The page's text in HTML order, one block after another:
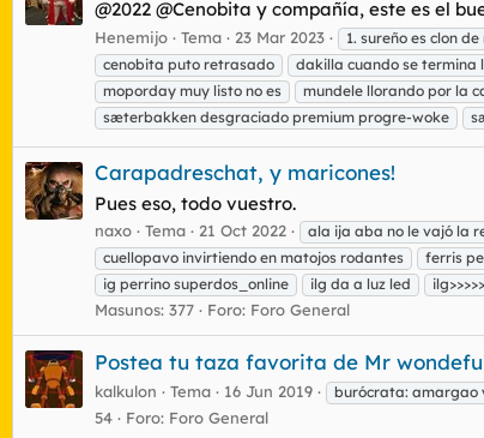
@2022 @Cenobita y compañía, este es el
Henemijo Tema 23 Mar 2023 1. sureño es clon
cenobita puto retrasado
dakilla cuando se termina
moporday muy listo no es
mundele llorando por la
sæterbakken desgraciado premium progre-woke
Carapadreschat, y maricones!
Pues eso, todo vuestro.
naxo Tema 21 Oct 2022 ala ija aba no le vajó la
cuellopavo invirtiendo en matojos rodantes
ferris
ig perrino superdos_online
ilg da a luz led
Masunos: 377 Foro: Foro General
Postea tu taza favorita de Mr
kalkulon Tema 16 Jun 2019 burócrata: amargao
54
Foro: Foro General